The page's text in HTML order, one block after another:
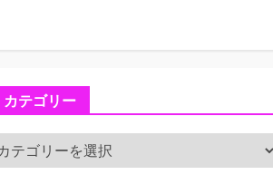
カテゴリー